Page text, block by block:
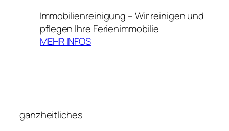
Immobilienreinigung – Wir reinigen und
pflegen Ihre Ferienimmobilie
MEHR INFOS
ganzheitliches